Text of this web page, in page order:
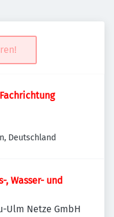
Deutschland
Wasser- und
Ulm Netze GmbH